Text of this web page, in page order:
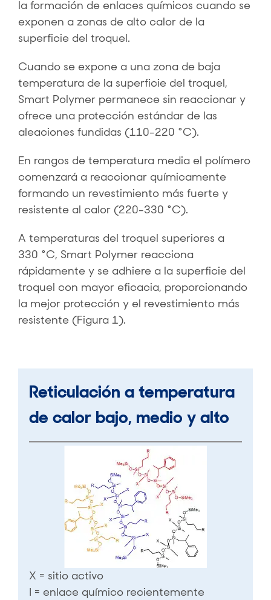
la formación de enlaces químicos cuando se
exponen a zonas de alto calor de la
superficie del troquel.
Cuando se expone a una zona de baja
temperatura de la superficie del troquel,
Smart Polymer permanece sin reaccionar y
ofrece una protección estándar de las
aleaciones fundidas (110-220 °C).
En rangos de temperatura media el polímero
comenzará a reaccionar químicamente
formando un revestimiento más fuerte y
resistente al calor (220-330 °C).
A temperaturas del troquel superiores a
330 °C, Smart Polymer reacciona
rápidamente y se adhiere a la superficie del
troquel con mayor eficacia, proporcionando
la mejor protección y el revestimiento más
resistente (Figura 1).
Reticulación a temperatura
de calor bajo, medio y alto
X = sitio activo
I = enlace químico recientemente